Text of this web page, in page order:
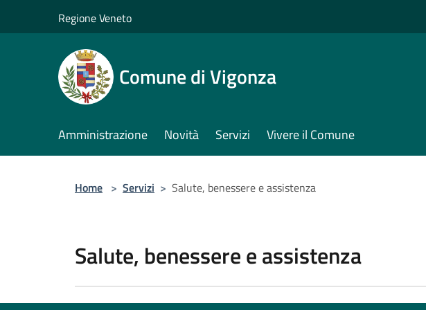
Regione Veneto
Comune di Vigonza
Amministrazione Novità Servizi Vivere il Comune
Home > Servizi > Salute, benessere e assistenza
Salute, benessere e assistenza